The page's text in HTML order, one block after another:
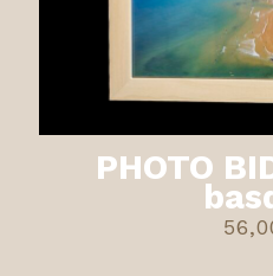
PHOTO